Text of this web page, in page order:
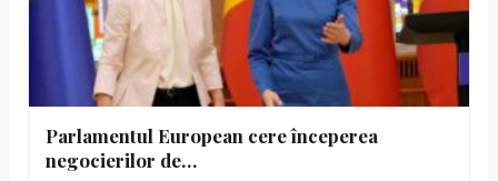
Parlamentul European cere începerea
negocierilor de…